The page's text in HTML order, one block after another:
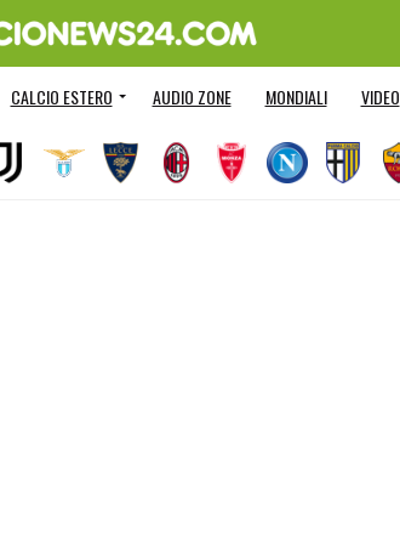
CALCIO ESTERO AUDIO ZONE MONDIALI VIDEO